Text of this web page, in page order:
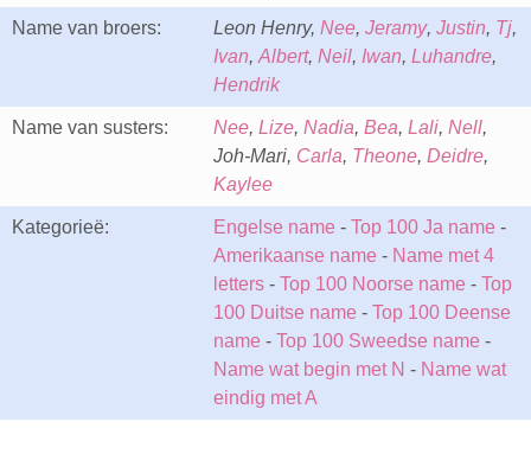
Name van broers: Leon Henry, Nee, Jeramy, Justin, Tj,
Ivan, Albert, Neil, Iwan, Luhandre,
Hendrik
Name van susters: Nee, Lize, Nadia, Bea, Lali, Nell,
Joh-Mari, Carla, Theone, Deidre,
Kaylee
Kategorieë: Engelse name - Top 100 Ja name -
Amerikaanse name - Name met 4
letters - Top 100 Noorse name - Top
100 Duitse name - Top 100 Deense
name - Top 100 Sweedse name -
Name wat begin met N - Name wat
eindig met A